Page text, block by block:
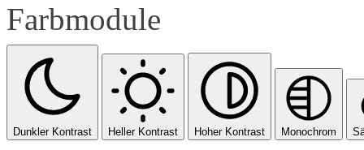
Farbmodule
Dunkler Kontrast Heller Kontrast Hoher Kontrast Monochrom